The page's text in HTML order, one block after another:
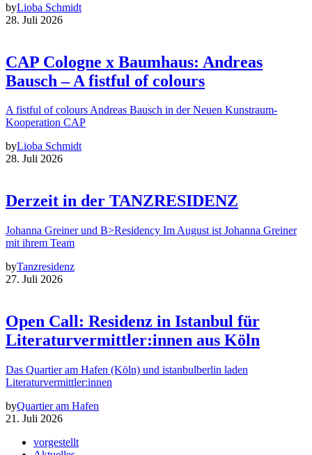
byLioba Schmidt
28. Juli 2026
CAP Cologne x Baumhaus: Andreas
Bausch – A fistful of colours
A fistful of colours Andreas Bausch in der Neuen Kunstraum-
Kooperation CAP
byLioba Schmidt
28. Juli 2026
Derzeit in der TANZRESIDENZ
Johanna Greiner und B>Residency Im August ist Johanna Greiner
mit ihrem Team
byTanzresidenz
27. Juli 2026
Open Call: Residenz in Istanbul für
Literaturvermittler:innen aus Köln
Das Quartier am Hafen (Köln) und istanbulberlin laden
Literaturvermittler:innen
byQuartier am Hafen
21. Juli 2026
vorgestellt